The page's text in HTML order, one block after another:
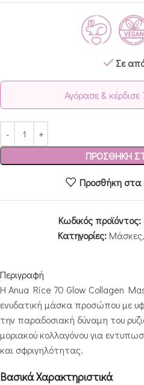
Σε
Αγόρασε &
ΠΡΟΣΘΉΚΗ
Προσθήκη
Κωδικός προϊόντος:
Κατηγορίες: Μάσκες,
Περιγραφή
Η Anua Rice 70 Glow Collagen
ενυδατική μάσκα προσώπου με
την παραδοσιακή δύναμη του
μοριακού κολλαγόνου για
και σφριγηλότητας.
Βασικά Χαρακτηριστικά